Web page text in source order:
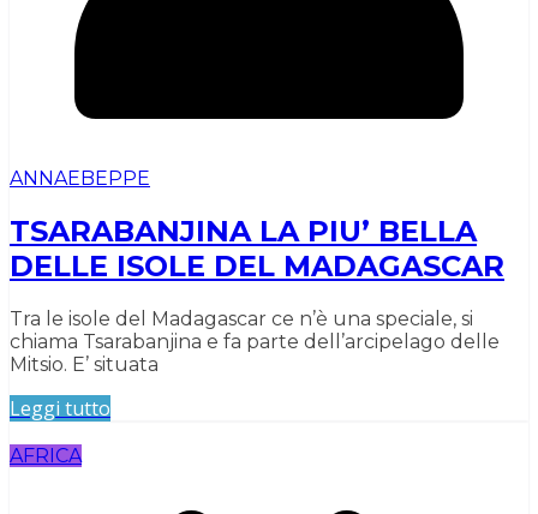
ANNAEBEPPE
TSARABANJINA LA PIU’ BELLA
DELLE ISOLE DEL MADAGASCAR
Tra le isole del Madagascar ce n’è una speciale, si
chiama Tsarabanjina e fa parte dell’arcipelago delle
Mitsio. E’ situata
Leggi tutto
AFRICA